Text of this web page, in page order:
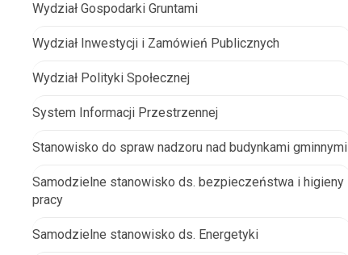
Wydział Gospodarki Gruntami
Wydział Inwestycji i Zamówień Publicznych
Wydział Polityki Społecznej
System Informacji Przestrzennej
Stanowisko do spraw nadzoru nad budynkami gminnymi
Samodzielne stanowisko ds. bezpieczeństwa i higieny
pracy
Samodzielne stanowisko ds. Energetyki